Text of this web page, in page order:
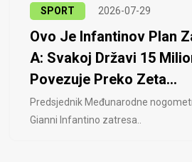
SPORT 2026-07-29
Ovo Je Infantinov Plan
A: Svakoj Državi 15
Povezuje Preko Zeta...
Predsjednik Međunarodne
Gianni Infantino zatresa..